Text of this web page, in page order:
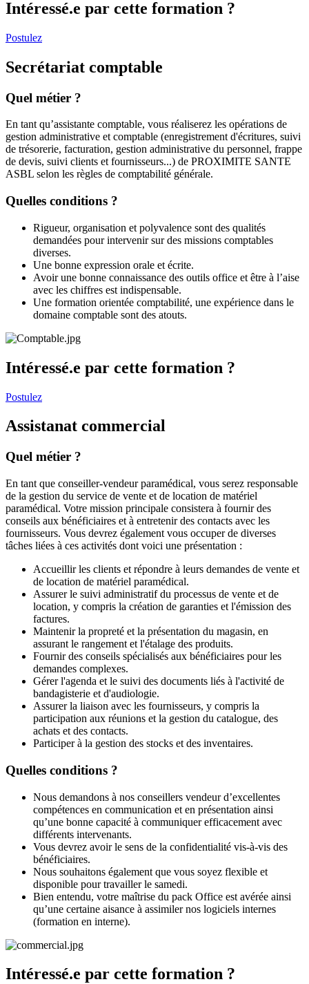
Intéressé.e par cette formation ?
Postulez
Secrétariat comptable
Quel métier ?
En tant qu’assistante comptable, vous réaliserez les opérations de
gestion administrative et comptable (enregistrement d'écritures, suivi
de trésorerie, facturation, gestion administrative du personnel, frappe
de devis, suivi clients et fournisseurs...) de PROXIMITE SANTE
ASBL selon les règles de comptabilité générale.
Quelles conditions ?
Rigueur, organisation et polyvalence sont des qualités
demandées pour intervenir sur des missions comptables
diverses.
Une bonne expression orale et écrite.
Avoir une bonne connaissance des outils office et être à l’aise
avec les chiffres est indispensable.
Une formation orientée comptabilité, une expérience dans le
domaine comptable sont des atouts.
Intéressé.e par cette formation ?
Postulez
Assistanat commercial
Quel métier ?
En tant que conseiller-vendeur paramédical, vous serez responsable
de la gestion du service de vente et de location de matériel
paramédical. Votre mission principale consistera à fournir des
conseils aux bénéficiaires et à entretenir des contacts avec les
fournisseurs. Vous devrez également vous occuper de diverses
tâches liées à ces activités dont voici une présentation :
Accueillir les clients et répondre à leurs demandes de vente et
de location de matériel paramédical.
Assurer le suivi administratif du processus de vente et de
location, y compris la création de garanties et l'émission des
factures.
Maintenir la propreté et la présentation du magasin, en
assurant le rangement et l'étalage des produits.
Fournir des conseils spécialisés aux bénéficiaires pour les
demandes complexes.
Gérer l'agenda et le suivi des documents liés à l'activité de
bandagisterie et d'audiologie.
Assurer la liaison avec les fournisseurs, y compris la
participation aux réunions et la gestion du catalogue, des
achats et des contacts.
Participer à la gestion des stocks et des inventaires.
Quelles conditions ?
Nous demandons à nos conseillers vendeur d’excellentes
compétences en communication et en présentation ainsi
qu’une bonne capacité à communiquer efficacement avec
différents intervenants.
Vous devrez avoir le sens de la confidentialité vis-à-vis des
bénéficiaires.
Nous souhaitons également que vous soyez flexible et
disponible pour travailler le samedi.
Bien entendu, votre maîtrise du pack Office est avérée ainsi
qu’une certaine aisance à assimiler nos logiciels internes
(formation en interne).
Intéressé.e par cette formation ?